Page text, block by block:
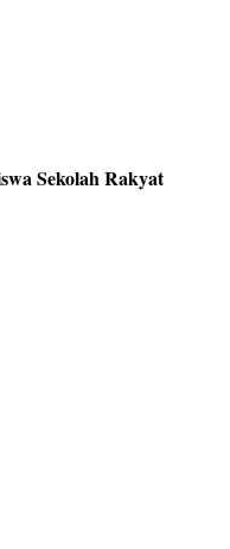
Sekolah Rakyat